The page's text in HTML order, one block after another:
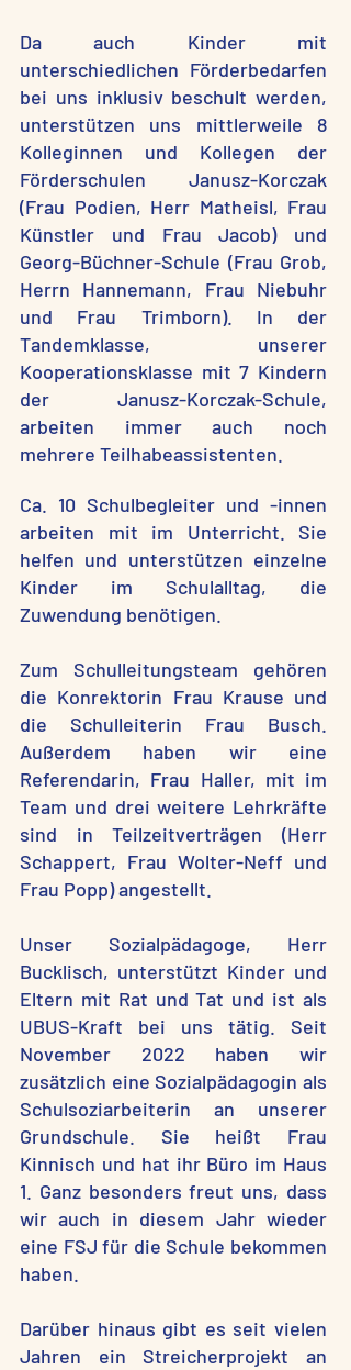
Da auch Kinder mit
unterschiedlichen Förderbedarfen
bei uns inklusiv beschult werden,
unterstützen uns mittlerweile 8
Kolleginnen und Kollegen der
Förderschulen Janusz-Korczak
(Frau Podien, Herr Matheisl, Frau
Künstler und Frau Jacob) und
Georg-Büchner-Schule (Frau Grob,
Herrn Hannemann, Frau Niebuhr
und Frau Trimborn). In der
Tandemklasse, unserer
Kooperationsklasse mit 7 Kindern
der Janusz-Korczak-Schule,
arbeiten immer auch noch
mehrere Teilhabeassistenten.
Ca. 10 Schulbegleiter und -innen
arbeiten mit im Unterricht. Sie
helfen und unterstützen einzelne
Kinder im Schulalltag, die
Zuwendung benötigen.
Zum Schulleitungsteam gehören
die Konrektorin Frau Krause und
die Schulleiterin Frau Busch.
Außerdem haben wir eine
Referendarin, Frau Haller, mit im
Team und drei weitere Lehrkräfte
sind in Teilzeitverträgen (Herr
Schappert, Frau Wolter-Neff und
Frau Popp) angestellt.
Unser Sozialpädagoge, Herr
Bucklisch, unterstützt Kinder und
Eltern mit Rat und Tat und ist als
UBUS-Kraft bei uns tätig. Seit
November 2022 haben wir
zusätzlich eine Sozialpädagogin als
Schulsoziarbeiterin an unserer
Grundschule. Sie heißt Frau
Kinnisch und hat ihr Büro im Haus
1. Ganz besonders freut uns, dass
wir auch in diesem Jahr wieder
eine FSJ für die Schule bekommen
haben.
Darüber hinaus gibt es seit vielen
Jahren ein Streicherprojekt an